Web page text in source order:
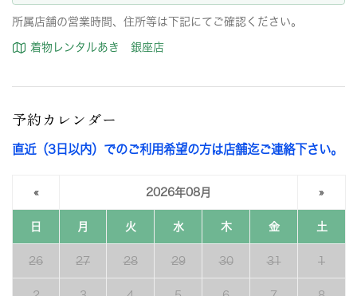
所属店舗の営業時間、住所等は下記にてご確認ください。
着物レンタルあき 銀座店
予約カレンダー
直近（3日以内）でのご利用希望の方は店舗迄ご連絡下さい。
« 2026年08月 »
日 月 火 水 木 金 土
26 27 28 29 30 31 1